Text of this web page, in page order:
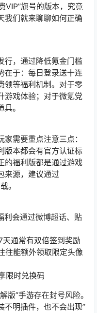
VIP”旗号的版本，究竟
我们就来聊聊如何正确
行，通过降低氪金门槛
在于：每日登录送十连
领等福利机制。对于零
游戏体验；对于微氪党
。
需要重点注意三点：
版本都会有官方认证标
的福利版都是通过游戏
来源，建议通过
。
利会通过微博超话、贴
通常有双倍签到奖励
往能额外领取限定头像
限时兑换码
版”手游存在封号风险。
不明插件，也不会出现”